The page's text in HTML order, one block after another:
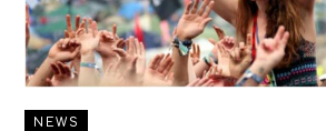
NEWS